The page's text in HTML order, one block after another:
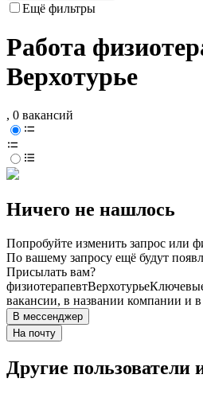
Ещё фильтры
Работа
Верхотурье
, 0 вакансий
Ничего не нашлось
Попробуйте изменить запрос или
По вашему запросу ещё будут
Присылать вам?
физиотерапевтВерхотурье
вакансии, в названии компании и
В мессенджер
На почту
Другие пользователи